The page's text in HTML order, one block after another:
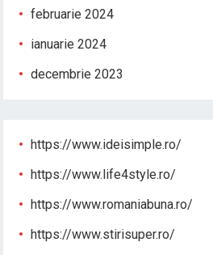
februarie 2024
ianuarie 2024
decembrie 2023
https://www.ideisimple.ro/
https://www.life4style.ro/
https://www.romaniabuna.ro/
https://www.stirisuper.ro/